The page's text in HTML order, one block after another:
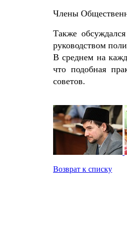
Члены
Также
руководством
В среднем на
что подобная
советов.
Возврат к списку